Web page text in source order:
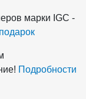
марки IGC -
Подробности